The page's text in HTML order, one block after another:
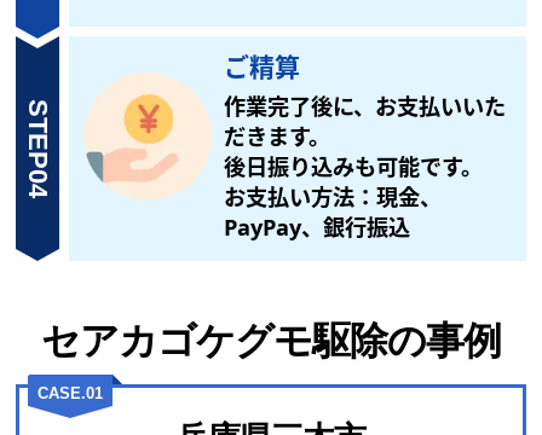
STEP04
ご精算
作業完了後に、お支払いいた
だきます。
後日振り込みも可能です。
お支払い方法：現金、
PayPay、銀行振込
セアカゴケグモ駆除の事例
CASE.01